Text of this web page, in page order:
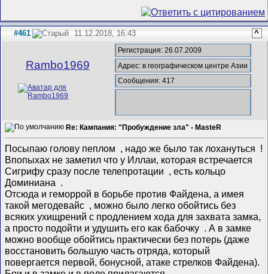
#461 11.12.2018, 16:43 ^
Rambo1969
Регистрация: 26.07.2009
Адрес: в географическом центре Азии
Сообщения: 417
Re: Кампания: "Пробуждение зла" - MasteR
Посыпаю голову пеплом , надо же было так лохануться !
Впопыхах не заметил что у Иллаи, которая встречается
Сигрифу сразу после телепротации , есть кольцо
Доминиана .
Отсюда и геморрой в борьбе против Файдена, а имея
такой мегодевайс , можно было легко обойтись без
всяких ухищрений с продлением хода для захвата замка,
а просто подойти и удушить его как бабочку . А в замке
можно вообще обойтись практически без потерь (даже
восстановить большую часть отряда, который
повергается первой, бонусной, атаке стрелков Файдена).